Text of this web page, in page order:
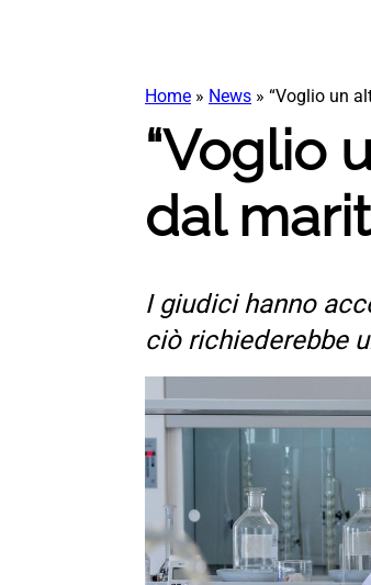
Home » News » “Voglio un
“Voglio
dal
I giudici hanno
ciò richiederebbe